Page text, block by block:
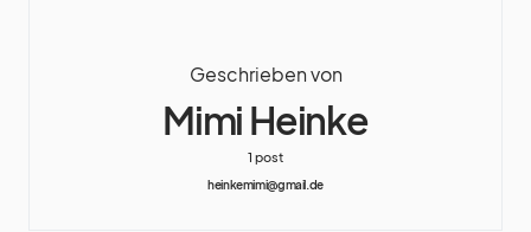
Geschrieben von
Mimi Heinke
1 post
heinkemimi@gmail.de